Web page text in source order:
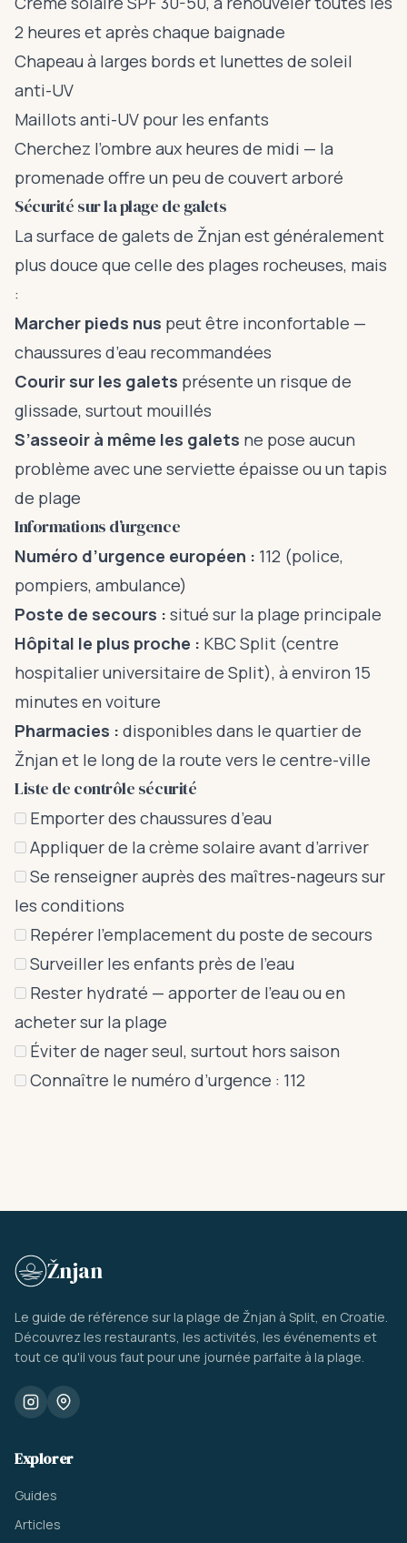
2 heures et après chaque baignade
Chapeau à larges bords et lunettes de soleil
anti-UV
Maillots anti-UV pour les enfants
Cherchez l’ombre aux heures de midi — la
promenade offre un peu de couvert arboré
Sécurité sur la plage de galets
La surface de galets de Žnjan est généralement
plus douce que celle des plages rocheuses, mais
:
Marcher pieds nus peut être inconfortable —
chaussures d’eau recommandées
Courir sur les galets présente un risque de
glissade, surtout mouillés
S’asseoir à même les galets ne pose aucun
problème avec une serviette épaisse ou un tapis
de plage
Informations d’urgence
Numéro d’urgence européen : 112 (police,
pompiers, ambulance)
Poste de secours : situé sur la plage principale
Hôpital le plus proche : KBC Split (centre
hospitalier universitaire de Split), à environ 15
minutes en voiture
Pharmacies : disponibles dans le quartier de
Žnjan et le long de la route vers le centre-ville
Liste de contrôle sécurité
Emporter des chaussures d’eau
Appliquer de la crème solaire avant d’arriver
Se renseigner auprès des maîtres-nageurs sur
les conditions
Repérer l’emplacement du poste de secours
Surveiller les enfants près de l’eau
Rester hydraté — apporter de l’eau ou en
acheter sur la plage
Éviter de nager seul, surtout hors saison
Connaître le numéro d’urgence : 112
Žnjan
Le guide de référence sur la plage de Žnjan à Split, en Croatie.
Découvrez les restaurants, les activités, les événements et
tout ce qu'il vous faut pour une journée parfaite à la plage.
Explorer
Guides
Articles